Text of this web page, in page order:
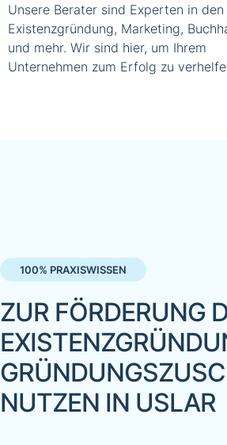
Unsere Berater sind Experten in den
Existenzgründung, Marketing,
und mehr. Wir sind hier, um Ihrem
Unternehmen zum Erfolg zu
100% PRAXISWISSEN
ZUR FÖRDERUNG
NUTZEN IN USLAR